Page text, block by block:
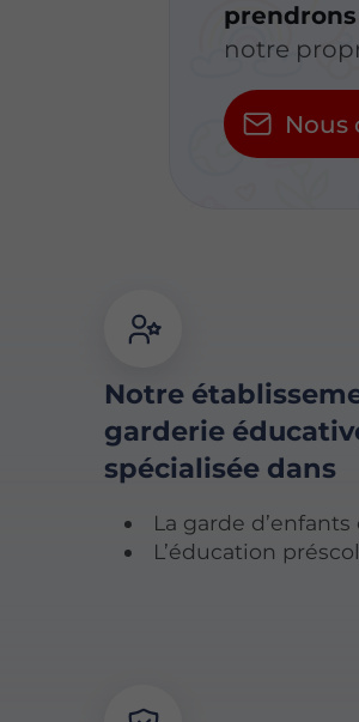
notre
Nous
Notre
garderie
spécialisée dans
La garde
L’éducation